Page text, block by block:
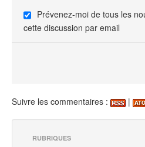
Prévenez-moi de tous les
cette discussion par email
Suivre les commentaires : |
RUBRIQUES